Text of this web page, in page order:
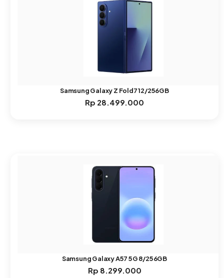
Samsung Galaxy Z Fold7 12/256GB
Rp 28.499.000
Samsung Galaxy A57 5G 8/256GB
Rp 8.299.000